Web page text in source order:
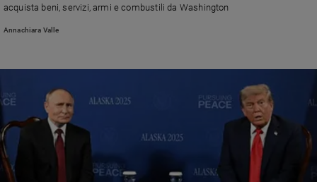
acquista beni, servizi, armi e combustili da Washington
Annachiara Valle